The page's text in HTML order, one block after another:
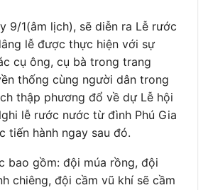
9/1(âm lịch), sẽ diễn ra Lễ rước
lễ được thực hiện với sự
cụ ông, cụ bà trong trang
thống cùng người dân trong
thập phương đổ về dự Lễ hội
lễ rước nước từ đình Phú Gia
tiến hành ngay sau đó.
bao gồm: đội múa rồng, đội
chiêng, đội cầm vũ khí sẽ cầm